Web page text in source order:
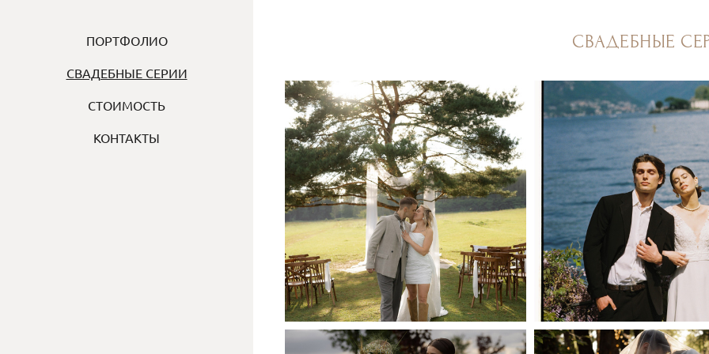
ПОРТФОЛИО
СВАДЕБНЫЕ СЕРИИ
СТОИМОСТЬ
КОНТАКТЫ
СВАДЕБНЫЕ